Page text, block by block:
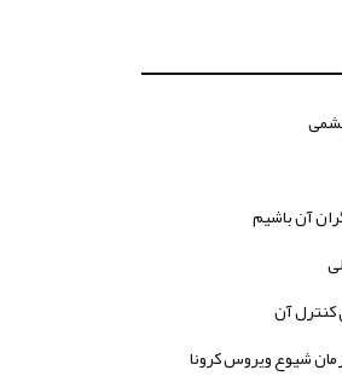
آن باشیم
کنترل آن
شیوع ویروس کرونا